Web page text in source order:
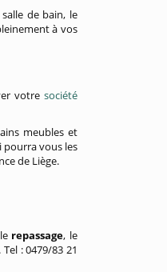
de bain, le
à vos
votre société
meubles et
pourra vous les
de Liège.
repassage, le
. Tel : 0479/83 21